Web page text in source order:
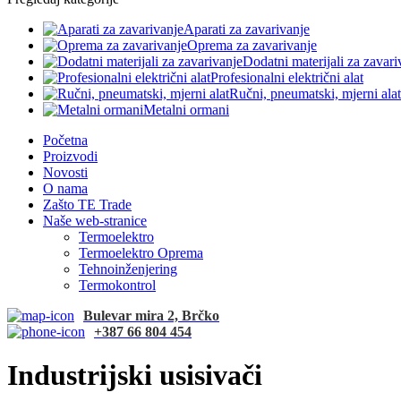
Aparati za zavarivanje
Oprema za zavarivanje
Dodatni materijali za
Profesionalni električni alat
Ručni, pneumatski, mjerni alat
Metalni ormani
Početna
Proizvodi
Novosti
O nama
Zašto TE Trade
Naše web-stranice
Termoelektro
Termoelektro Oprema
Tehnoinženjering
Termokontrol
Bulevar mira 2, Brčko
+387 66 804 454
Industrijski usisivači